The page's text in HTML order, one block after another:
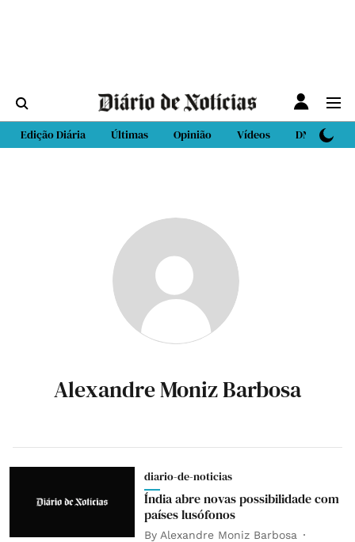
Edição Diária Últimas Opinião Vídeos DN Sport
Alexandre Moniz Barbosa
diario-de-noticias
Índia abre novas possibilidade com
países lusófonos
By Alexandre Moniz Barbosa